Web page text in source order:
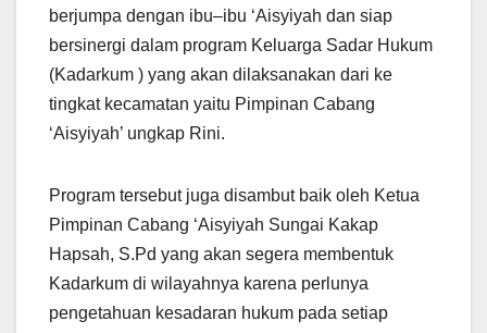
berjumpa dengan ibu–ibu ‘Aisyiyah dan siap
bersinergi dalam program Keluarga Sadar Hukum
(Kadarkum ) yang akan dilaksanakan dari ke
tingkat kecamatan yaitu Pimpinan Cabang
‘Aisyiyah’ ungkap Rini.
Program tersebut juga disambut baik oleh Ketua
Pimpinan Cabang ‘Aisyiyah Sungai Kakap
Hapsah, S.Pd yang akan segera membentuk
Kadarkum di wilayahnya karena perlunya
pengetahuan kesadaran hukum pada setiap